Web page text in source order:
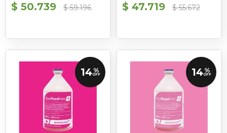
$ 50.739 $ 59.196 $ 47.719 $ 55.672
14 %
OFF 14 %
OFF